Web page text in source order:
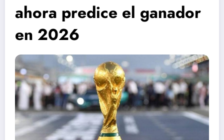
ahora predice el ganador
en 2026